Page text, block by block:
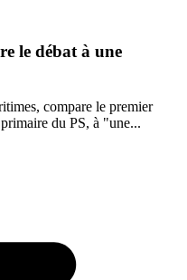
le débat à une
compare le premier
du PS, à "une...